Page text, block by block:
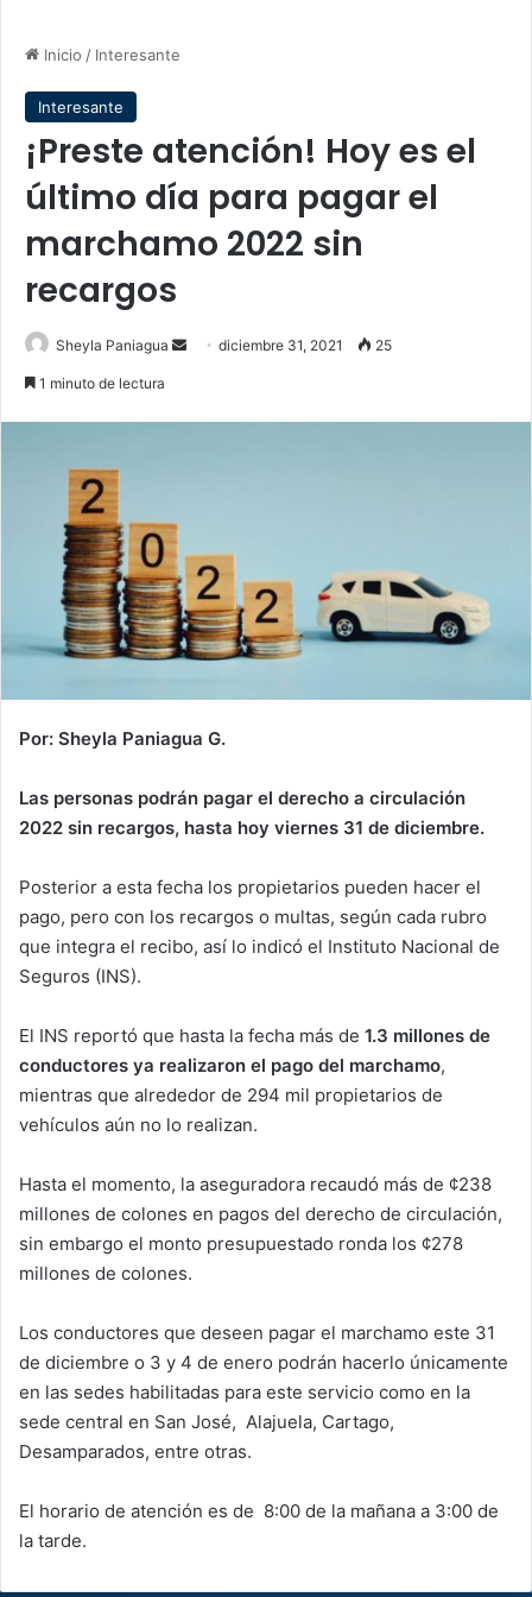
Inicio / Interesante
Interesante
¡Preste atención! Hoy es el
último día para pagar el
marchamo 2022 sin
recargos
Sheyla Paniagua
Senddiciembre 31, 2021 25
1 minuto de lectura
Por: Sheyla Paniagua G.
Las personas podrán pagar el derecho a circulación
2022 sin recargos, hasta hoy viernes 31 de diciembre.
Posterior a esta fecha los propietarios pueden hacer el
pago, pero con los recargos o multas, según cada rubro
que integra el recibo, así lo indicó el Instituto Nacional de
Seguros (INS).
El INS reportó que hasta la fecha más de 1.3 millones de
conductores ya realizaron el pago del marchamo,
mientras que alrededor de 294 mil propietarios de
vehículos aún no lo realizan.
Hasta el momento, la aseguradora recaudó más de ¢238
millones de colones en pagos del derecho de circulación,
sin embargo el monto presupuestado ronda los ¢278
millones de colones.
Los conductores que deseen pagar el marchamo este 31
de diciembre o 3 y 4 de enero podrán hacerlo únicamente
en las sedes habilitadas para este servicio como en la
sede central en San José, Alajuela, Cartago,
Desamparados, entre otras.
El horario de atención es de 8:00 de la mañana a 3:00 de
la tarde.